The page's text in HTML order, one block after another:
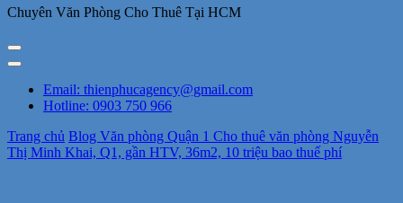
Chuyên Văn Phòng Cho Thuê Tại HCM
Email: thienphucagency@gmail.com
Hotline: 0903 750 966
Trang chủ Blog Văn phòng Quận 1 Cho thuê văn phòng Nguyễn
Thị Minh Khai, Q1, gần HTV, 36m2, 10 triệu bao thuế phí